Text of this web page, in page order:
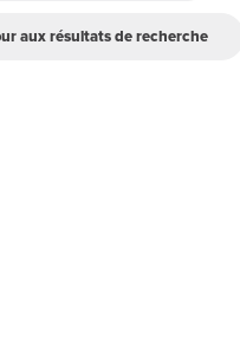
aux résultats de recherche